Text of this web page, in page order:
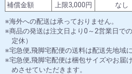
補償金額
上限3,000円 なし
海外への配送は承っておりません。
商品の発送は注文日より0～2営業日で
定休）
宅急便,飛脚宅配便の送料は配送先地域
宅急便,飛脚宅配便は梱包サイズやお届
めさせていただきます。